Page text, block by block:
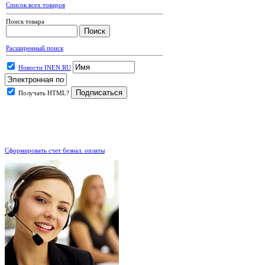
Список всех товаров
Поиск товара
Расширенный поиск
Новости INEN.RU
Получать HTML?
Сформировать счет безнал. оплаты